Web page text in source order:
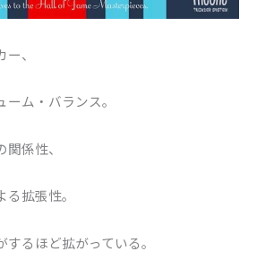
、
ム・バランス。
係性、
拡張性。
るほど拡がっている。